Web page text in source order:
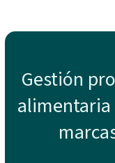
Gestión
alimentaria